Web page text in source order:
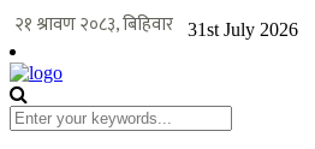
31st July 2026